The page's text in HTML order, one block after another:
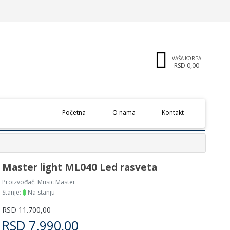
VAŠA KORPA
RSD 0,00
Početna O nama Kontakt
Master light ML040 Led rasveta
Proizvođač: Music Master
Stanje:
Na stanju
RSD 11.700,00
RSD 7.990,00